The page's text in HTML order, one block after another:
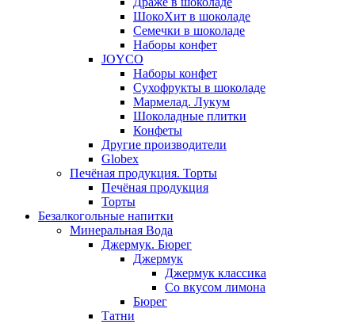
ШокоХит в шоколаде
Семечки в шоколаде
Наборы конфет
JOYCO
Наборы конфет
Сухофрукты в шоколаде
Мармелад. Лукум
Шоколадные плитки
Конфеты
Другие производители
Globex
Печёная продукция. Торты
Печёная продукция
Торты
Безалкогольные напитки
Минеральная Вода
Джермук. Бюрег
Джермук
Джермук классика
Со вкусом лимона
Бюрег
Татни